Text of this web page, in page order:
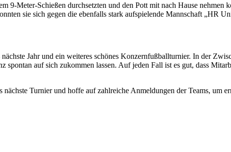
9-Meter-Schießen durchsetzten und den Pott mit nach Hause nehmen
sie sich gegen die ebenfalls stark aufspielende Mannschaft „HR
Jahr und ein weiteres schönes Konzernfußballturnier. In der
spontan auf sich zukommen lassen. Auf jeden Fall ist es gut, dass
Turnier und hoffe auf zahlreiche Anmeldungen der Teams, um